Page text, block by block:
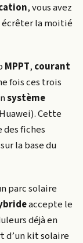
, vous avez
écrêter la moitié
MPPT, courant
fois ces trois
système
Cette
fiches
la base du
parc solaire
accepte le
déjà en
d’unkit solaire